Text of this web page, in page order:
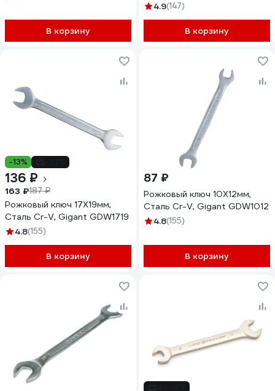
В корзину
884.9(147)
В корзину
-13%
136 ₽
163 ₽187 ₽
Рожковый ключ 17X19мм,
Сталь Cr-V, Gigant GDW1719
4.8(155)
В корзину
87 ₽
Рожковый ключ 10X12мм,
Сталь Cr-V, Gigant GDW1012
4.8(155)
В корзину